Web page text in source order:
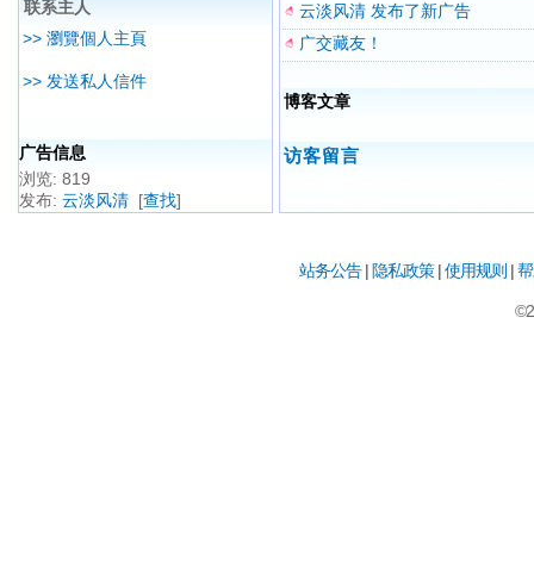
联系主人
>> 瀏覽個人主頁
>> 发送私人信件
广告信息
浏览: 819
发布: 云淡风清 [查找]
云淡风清 发布了新广告
广交藏友！
博客文章
访客留言
站务公告| 隐私政策|使用规则 |